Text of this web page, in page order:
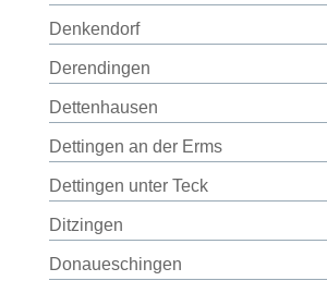
Denkendorf
Derendingen
Dettenhausen
Dettingen an der Erms
Dettingen unter Teck
Ditzingen
Donaueschingen